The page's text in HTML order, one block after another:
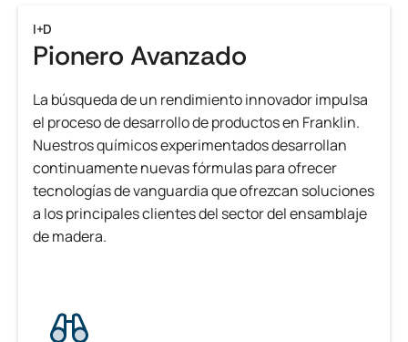
I+D
Pionero Avanzado
La búsqueda de un rendimiento innovador impulsa
el proceso de desarrollo de productos en Franklin.
Nuestros químicos experimentados desarrollan
continuamente nuevas fórmulas para ofrecer
tecnologías de vanguardia que ofrezcan soluciones
a los principales clientes del sector del ensamblaje
de madera.